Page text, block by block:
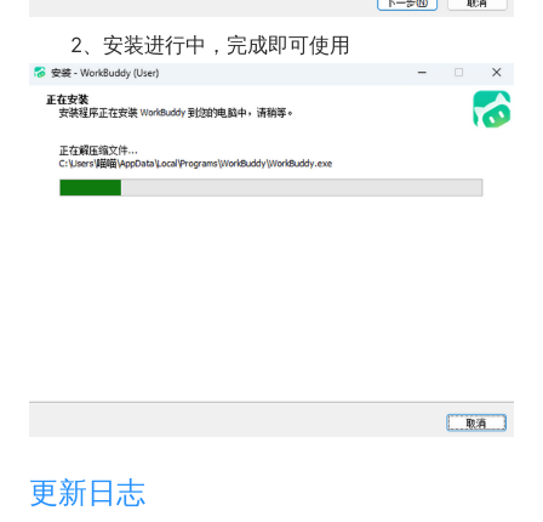
软件亮点
●适用于全角色，下达指令即可自动生成文档、
表格、图表及PPT等可视化成果。
●自主规划并交付多模态复杂任务结果。
2、安装进行中，完成即可使用
更新日志